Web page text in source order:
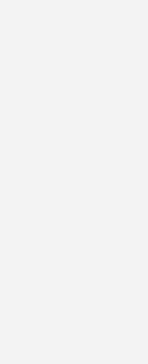
Elementfassade für
vorgestellt. Hinter der zweistufigen
Innovation: Die endgültige statische
wenn das Aluminiumchassis mit der